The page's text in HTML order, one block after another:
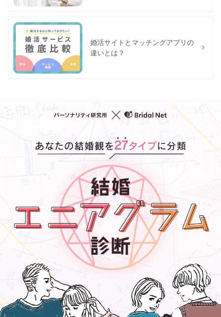
婚活サイトとマッチングアプリの
違いとは？